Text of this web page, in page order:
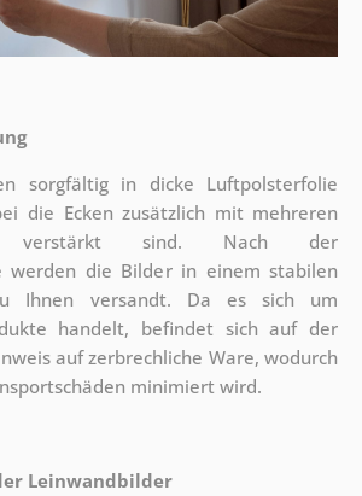
sorgfältig in dicke Luftpolsterfolie
die Ecken zusätzlich mit mehreren
verstärkt sind. Nach der
werden die Bilder in einem stabilen
Ihnen versandt. Da es sich um
handelt, befindet sich auf der
auf zerbrechliche Ware, wodurch
minimiert wird.
Leinwandbilder